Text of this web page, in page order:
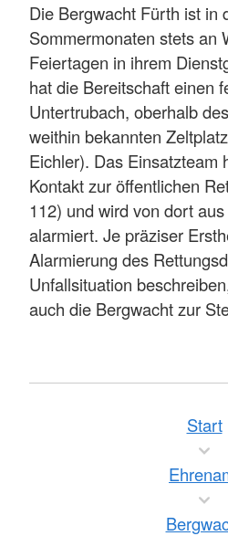
Die Bergwacht Fürth ist in
Sommermonaten stets an
Feiertagen in ihrem
hat die Bereitschaft einen
Untertrubach, oberhalb
weithin bekannten
Eichler). Das Einsatzteam
Kontakt zur öffentlichen
112) und wird von dort
alarmiert. Je präziser
Alarmierung des
Unfallsituation
auch die Bergwacht zur
Start